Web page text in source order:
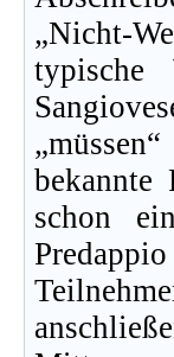
„Nicht-
schon